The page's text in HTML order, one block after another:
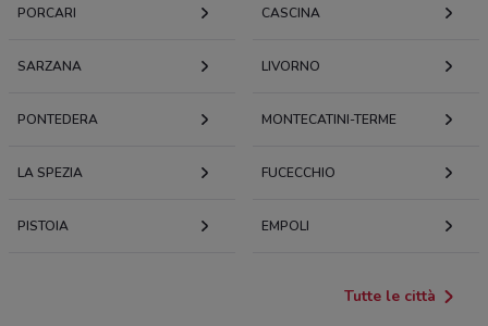
PORCARI CASCINA
SARZANA LIVORNO
PONTEDERA MONTECATINI-TERME
LA SPEZIA FUCECCHIO
PISTOIA EMPOLI
Tutte le città